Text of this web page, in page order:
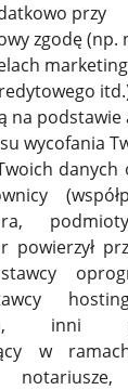
przy
zgodę (np.
na podstawie
wycofania
danych
powierzył
inni
w